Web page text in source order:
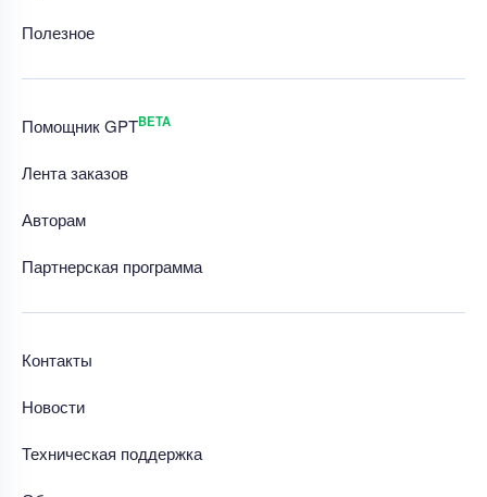
Полезное
Помощник GPTBETA
Лента заказов
Авторам
Партнерская программа
Контакты
Новости
Техническая поддержка